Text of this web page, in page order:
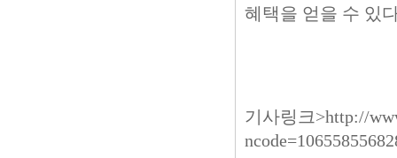
혜택을 얻을 수 있
기사링크>http://